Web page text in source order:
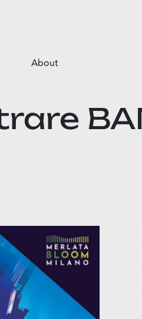
About
Opportunità per il tuo